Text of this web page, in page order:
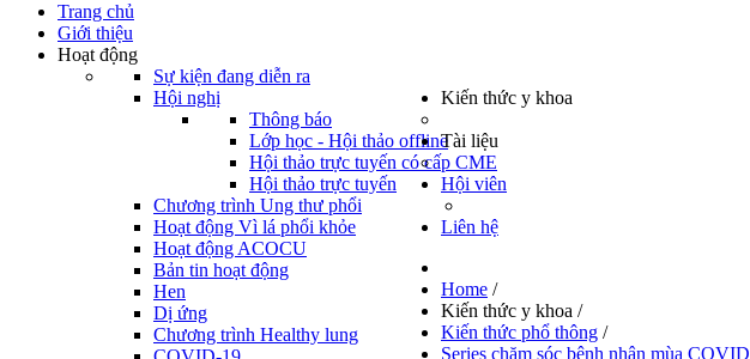
Trang chủ
Giới thiệu
Hoạt động
Sự kiện đang diễn ra
Hội nghị
Thông báo
Lớp học - Hội thảo offline
Hội thảo trực tuyến có cấp CME
Hội thảo trực tuyến
Chương trình Ung thư phổi
Hoạt động Vì lá phổi khỏe
Hoạt động ACOCU
Bản tin hoạt động
Kiến thức y khoa
Hen
Dị ứng
Chương trình Healthy lung
Tài liệu
Hội viên
Liên hệ
Home /
Kiến thức y khoa /
Kiến thức phổ thông /
Series chăm sóc bệnh nhân mùa COVID